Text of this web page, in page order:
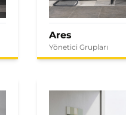
Ares
Yönetici Grupları